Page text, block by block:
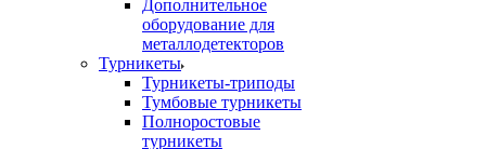
Дополнительное
оборудование для
металлодетекторов
Турникеты
Турникеты-триподы
Тумбовые турникеты
Полноростовые
турникеты